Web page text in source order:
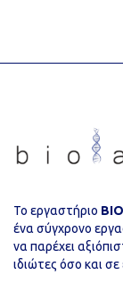
Το εργαστήριο
ένα σύγχρονο
να παρέχει
ιδιώτες όσο και σε